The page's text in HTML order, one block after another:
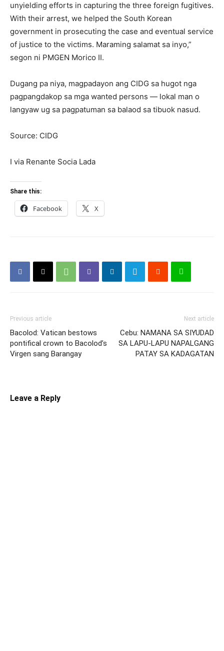
unyielding efforts in capturing the three foreign fugitives.
With their arrest, we helped the South Korean
government in prosecuting the case and eventual service
of justice to the victims. Maraming salamat sa inyo,”
segon ni PMGEN Morico II.
Dugang pa niya, magpadayon ang CIDG sa hugot nga
pagpangdakop sa mga wanted persons — lokal man o
langyaw ug sa pagpatuman sa balaod sa tibuok nasud.
Source: CIDG
I via Renante Socia Lada
Share this:
Facebook X
Previous article
Bacolod: Vatican bestows
pontifical crown to Bacolod’s
Virgen sang Barangay
Next article
Cebu: NAMANA SA SIYUDAD
SA LAPU-LAPU NAPALGANG
PATAY SA KADAGATAN
Leave a Reply